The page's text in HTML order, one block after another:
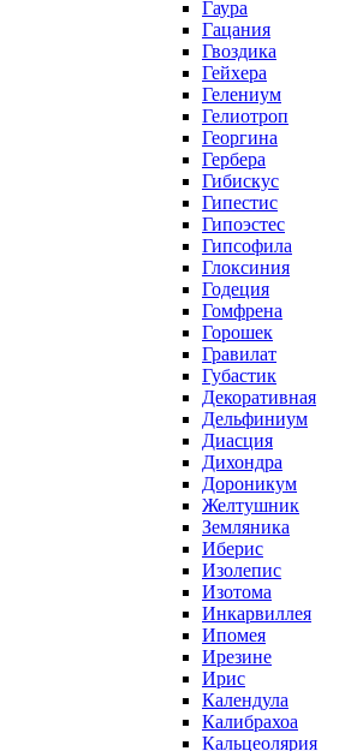
Гаура
Гацания
Гвоздика
Гейхера
Гелениум
Гелиотроп
Георгина
Гербера
Гибискус
Гипестис
Гипоэстес
Гипсофила
Глоксиния
Годеция
Гомфрена
Горошек
Гравилат
Губастик
Декоративная
Дельфиниум
Диасция
Дихондра
Дороникум
Желтушник
Земляника
Иберис
Изолепис
Изотома
Инкарвиллея
Ипомея
Ирезине
Ирис
Календула
Калибрахоа
Кальцеолярия